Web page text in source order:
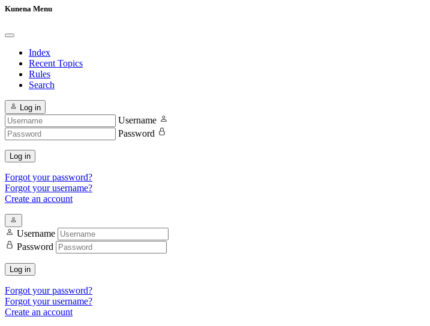
Kunena Menu
Index
Recent Topics
Rules
Search
Log in
Username
Password
Log in
Forgot your password?
Forgot your username?
Create an account
Username
Password
Log in
Forgot your password?
Forgot your username?
Create an account